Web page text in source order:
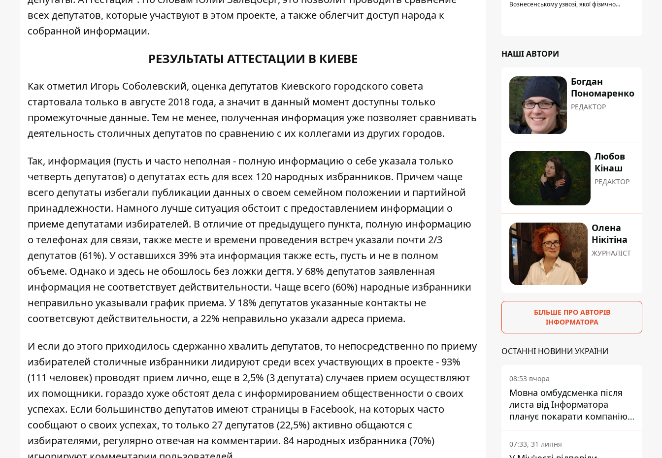
всех депутатов, которые участвуют в этом проекте, а также облегчит доступ народа к
собранной информации.
РЕЗУЛЬТАТЫ АТТЕСТАЦИИ В КИЕВЕ
Как отметил Игорь Соболевский, оценка депутатов Киевского городского совета
стартовала только в августе 2018 года, а значит в данный момент доступны только
промежуточные данные. Тем не менее, полученная информация уже позволяет сравнивать
деятельность столичных депутатов по сравнению с их коллегами из других городов.
Так, информация (пусть и часто неполная - полную информацию о себе указала только
четверть депутатов) о депутатах есть для всех 120 народных избранников. Причем чаще
всего депутаты избегали публикации данных о своем семейном положении и партийной
принадлежности. Намного лучше ситуация обстоит с предоставлением информации о
приеме депутатами избирателей. В отличие от предыдущего пункта, полную информацию
о телефонах для связи, также месте и времени проведения встреч указали почти 2/3
депутатов (61%). У оставшихся 39% эта информация также есть, пусть и не в полном
объеме. Однако и здесь не обошлось без ложки дегтя. У 68% депутатов заявленная
информация не соответствует действительности. Чаще всего (60%) народные избранники
неправильно указывали график приема. У 18% депутатов указанные контакты не
соответсвуют действительности, а 22% неправильно указали адреса приема.
И если до этого приходилось сдержанно хвалить депутатов, то непосредственно по приему
избирателей столичные избранники лидируют среди всех участвующих в проекте - 93%
(111 человек) проводят прием лично, еще в 2,5% (3 депутата) случаев прием осуществляют
их помощники. гораздо хуже обстоят дела с информированием общественности о своих
успехах. Если большинство депутатов имеют страницы в Facebook, на которых часто
сообщают о своих успехах, то только 27 депутатов (22,5%) активно общаются с
избирателями, регулярно отвечая на комментарии. 84 народных избранника (70%)
Вознесенському узвозі, якої фізично
НАШІ АВТОРИ
Богдан
Пономаренко
РЕДАКТОР
Любов
Кінаш
РЕДАКТОР
Олена
Нікітіна
ЖУРНАЛІСТ
БІЛЬШЕ ПРО АВТОРІВ
ІНФОРМАТОРА
ОСТАННІ НОВИНИ УКРАЇНИ
08:53 вчора
Мовна омбудсменка після
листа від Інформатора
планує покарати компанію-
підрядника ПриватБанку
07:33, 31 липня